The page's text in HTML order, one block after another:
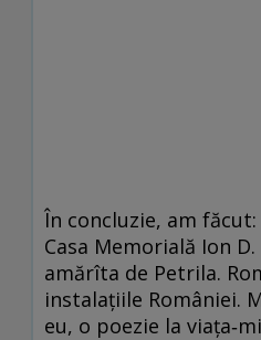
În concluzie, am
Casa Memorială Ion
amărîta de Petrila.
instalațiile României.
eu, o poezie la